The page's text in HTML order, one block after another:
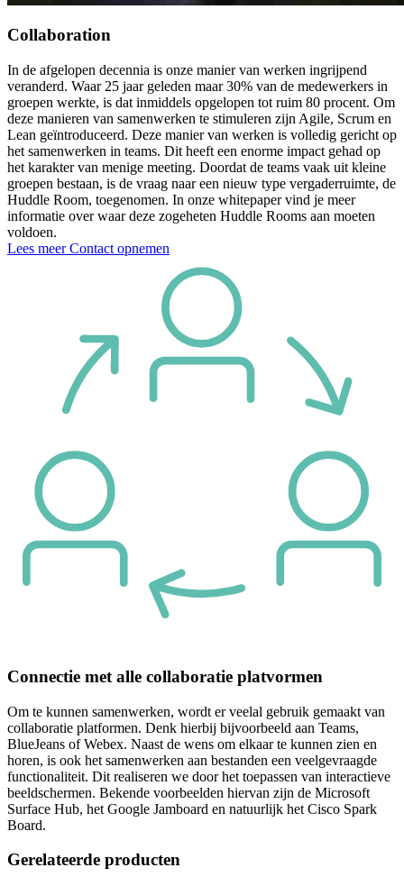
Collaboration
In de afgelopen decennia is onze manier van werken ingrijpend
veranderd. Waar 25 jaar geleden maar 30% van de medewerkers in
groepen werkte, is dat inmiddels opgelopen tot ruim 80 procent. Om
deze manieren van samenwerken te stimuleren zijn Agile, Scrum en
Lean geïntroduceerd. Deze manier van werken is volledig gericht op
het samenwerken in teams. Dit heeft een enorme impact gehad op
het karakter van menige meeting. Doordat de teams vaak uit kleine
groepen bestaan, is de vraag naar een nieuw type vergaderruimte, de
Huddle Room, toegenomen. In onze whitepaper vind je meer
informatie over waar deze zogeheten Huddle Rooms aan moeten
voldoen.
Lees meerContact opnemen
Connectie met alle collaboratie platvormen
Om te kunnen samenwerken, wordt er veelal gebruik gemaakt van
collaboratie platformen. Denk hierbij bijvoorbeeld aan Teams,
BlueJeans of Webex. Naast de wens om elkaar te kunnen zien en
horen, is ook het samenwerken aan bestanden een veelgevraagde
functionaliteit. Dit realiseren we door het toepassen van interactieve
beeldschermen. Bekende voorbeelden hiervan zijn de Microsoft
Surface Hub, het Google Jamboard en natuurlijk het Cisco Spark
Board.
Gerelateerde producten